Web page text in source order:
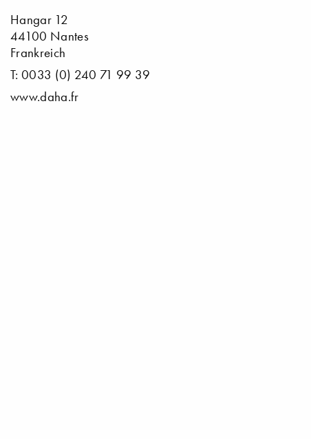
Hangar 12
44100 Nantes
Frankreich
T: 0033 (0) 240 71 99 39
www.daha.fr